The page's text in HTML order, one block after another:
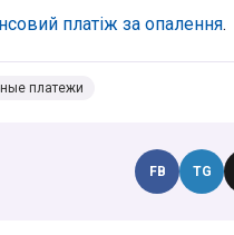
платіж за опалення.
платежи
FB TG